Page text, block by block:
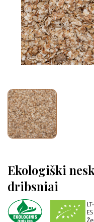
Ekologiški
dribsniai